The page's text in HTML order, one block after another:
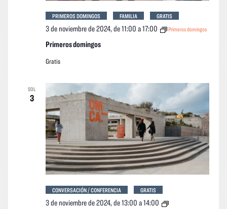
Primeros domingos
3 de noviembre de 2024, de 11:00 a17:00 Primeros domingos
PRIMEROS DOMINGOS FAMILIA GRATIS
Gratis
SOL
3
3 de noviembre de 2024, de 13:00 a14:00
Paseo
CONVERSACIÓN / CONFERENCIA GRATIS